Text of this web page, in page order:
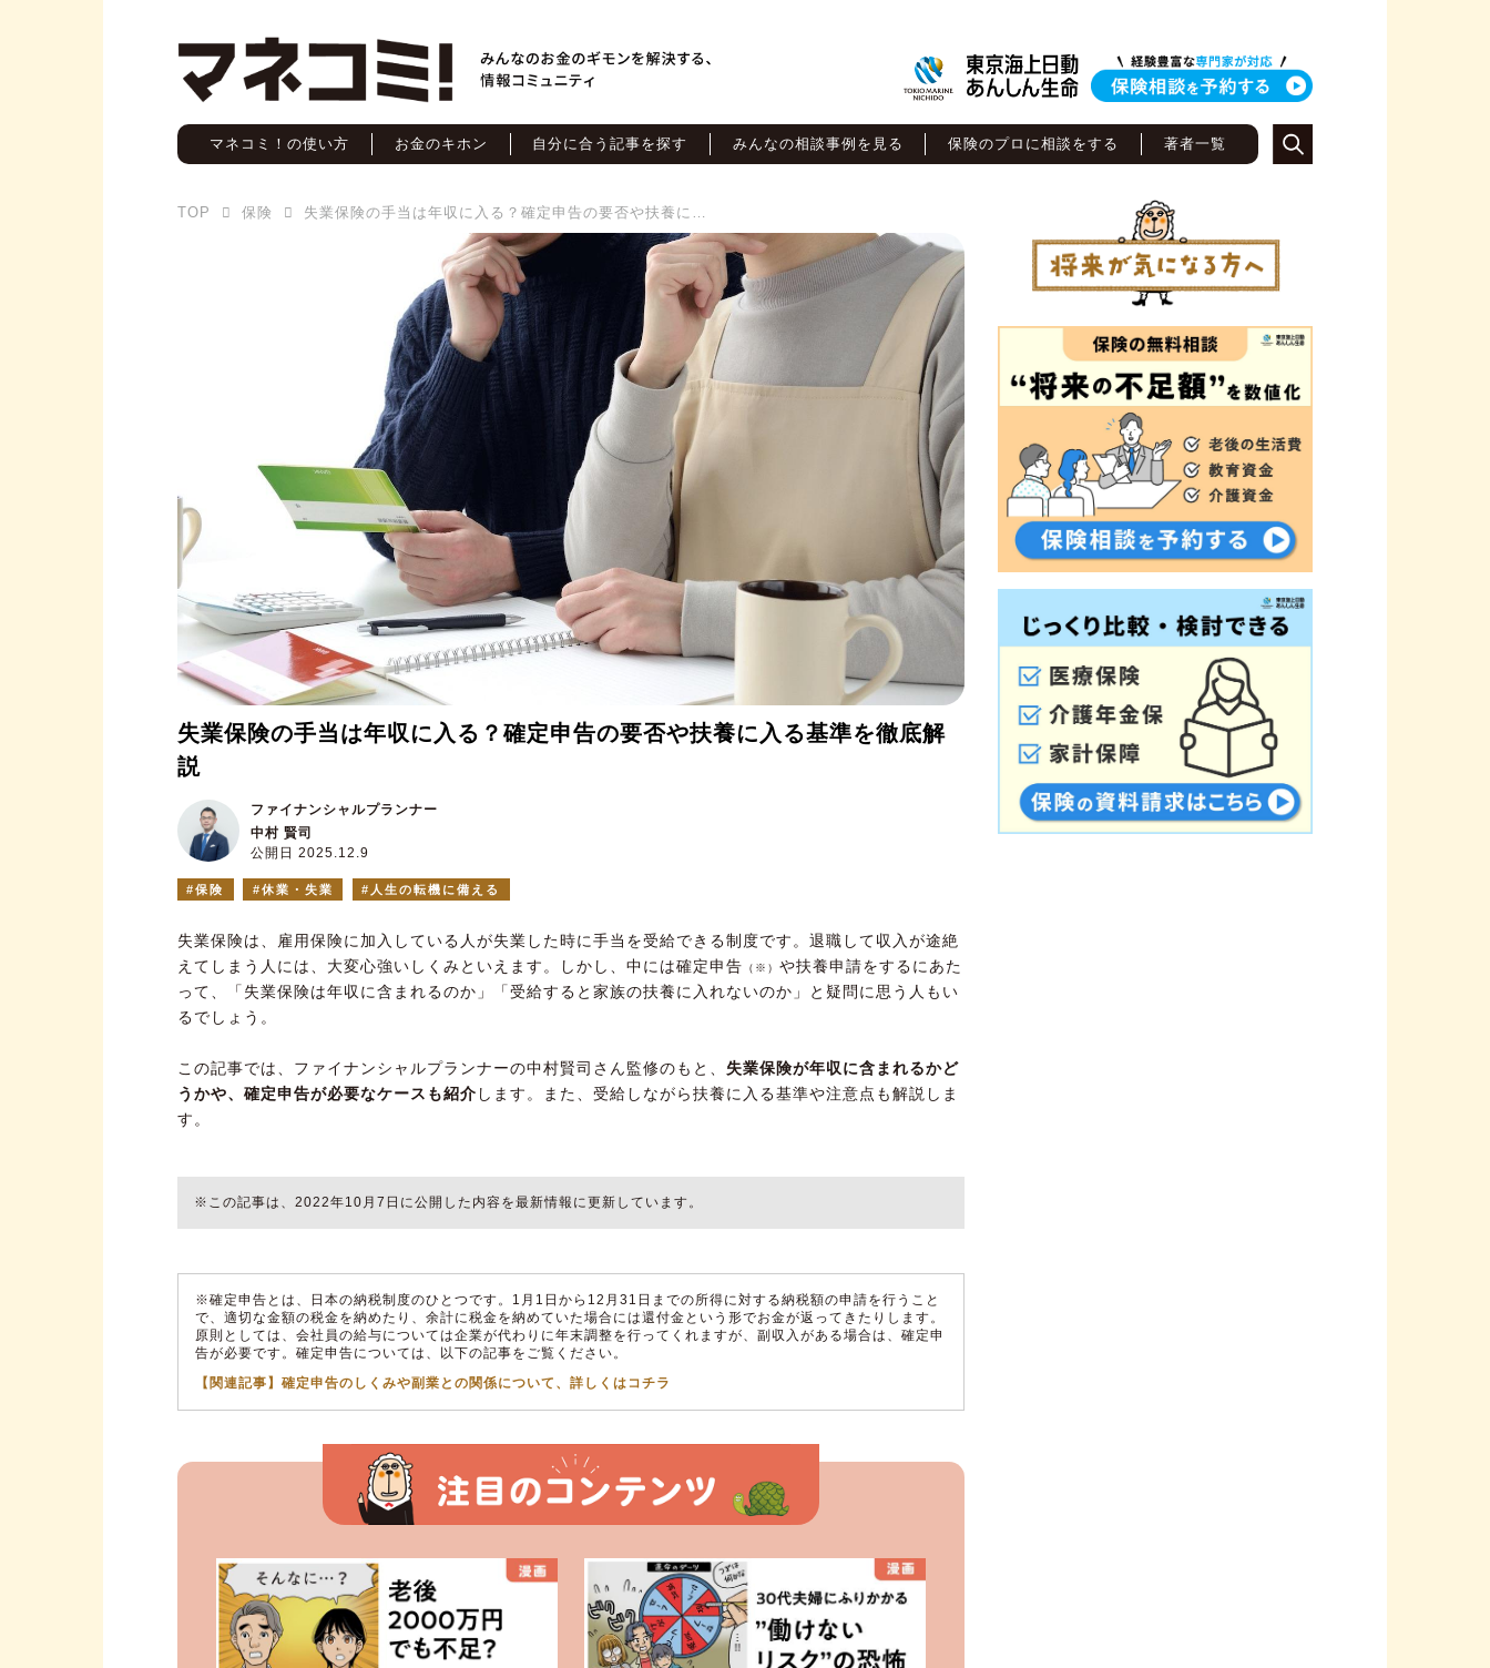
マネコミ！の使い方 お金のキホン 自分に合う記事を探す みんなの相談事例を見る 保険のプロに相談をする 著者一覧
TOP 保険 失業保険の手当は年収に入る？確定申告の要否や扶養に入る基準を徹底解説
失業保険の手当は年収に入る？確定申告の要否や扶養に入る基準を徹底解
説
公開日 2025.12.9
ファイナンシャルプランナー
中村 賢司
保険 休業・失業 人生の転機に備える
失業保険は、雇用保険に加入している人が失業した時に手当を受給できる制度です。退職して収入が途絶
えてしまう人には、大変心強いしくみといえます。しかし、中には確定申告 （※） や扶養申請をするにあた
って、「失業保険は年収に含まれるのか」「受給すると家族の扶養に入れないのか」と疑問に思う人もい
るでしょう。
この記事では、ファイナンシャルプランナーの中村賢司さん監修のもと、 失業保険が年収に含まれるかど
うかや、確定申告が必要なケースも紹介 します。また、受給しながら扶養に入る基準や注意点も解説しま
す。
※この記事は、2022年10月7日に公開した内容を最新情報に更新しています。
※確定申告とは、日本の納税制度のひとつです。1月1日から12月31日までの所得に対する納税額の申請を行うこと
で、適切な金額の税金を納めたり、余計に税金を納めていた場合には還付金という形でお金が返ってきたりします。
原則としては、会社員の給与については企業が代わりに年末調整を行ってくれますが、副収入がある場合は、確定申
告が必要です。確定申告については、以下の記事をご覧ください。
【関連記事】確定申告のしくみや副業との関係について、詳しくはコチラ